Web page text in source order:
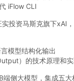
iFlow CLI
投资马斯克旗下xAI
模型结构化输出
）的技术原理和
端侧大模型，集成五大